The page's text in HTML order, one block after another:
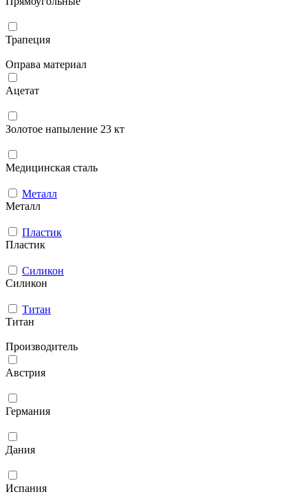
Трапеция
Оправа материал
Ацетат
Золотое напыление 23 кт
Медицинская сталь
Металл
Металл
Пластик
Пластик
Силикон
Силикон
Титан
Титан
Производитель
Австрия
Германия
Дания
Испания